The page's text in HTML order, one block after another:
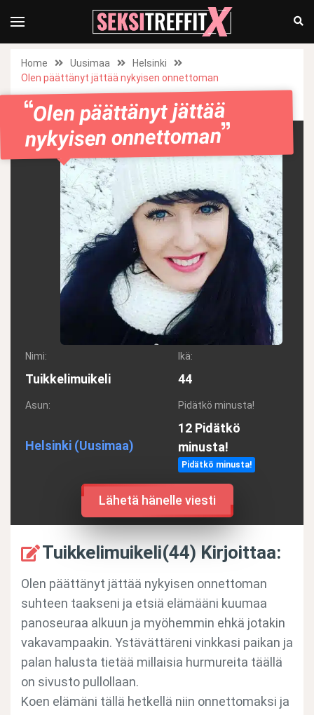
Home Uusimaa
Helsinki
Olen päättänyt jättää nykyisen onnettoman
Olen päättänyt jättää
nykyisen onnettoman
Nimi:
Tuikkelimuikeli
Ikä:
44
Asun:
Helsinki (Uusimaa)
Pidätkö minusta!
12 Pidätkö
minusta!
Pidätkö minusta!
Lähetä hänelle viesti
Tuikkelimuikeli(44) Kirjoittaa:
Olen päättänyt jättää nykyisen onnettoman
suhteen taakseni ja etsiä elämääni kuumaa
panoseuraa alkuun ja myöhemmin ehkä jotakin
vakavampaakin. Ystävättäreni vinkkasi paikan ja
palan halusta tietää millaisia hurmureita täällä
on sivusto pullollaan.
Koen elämäni tällä hetkellä niin onnettomaksi ja